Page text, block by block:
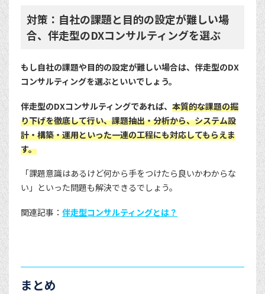
対策：自社の課題と目的の設定が難しい場
合、伴走型のDXコンサルティングを選ぶ
もし自社の課題や目的の設定が難しい場合は、伴走型のDX
コンサルティングを選ぶといいでしょう。
伴走型のDXコンサルティングであれば、 本質的な課題の掘
り下げを徹底して行い、課題抽出・分析から、システム設
計・構築・運用といった一連の工程にも対応してもらえま
す。
「課題意識はあるけど何から手をつけたら良いかわからな
い」といった問題も解決できるでしょう。
関連記事： 伴走型コンサルティングとは？
まとめ